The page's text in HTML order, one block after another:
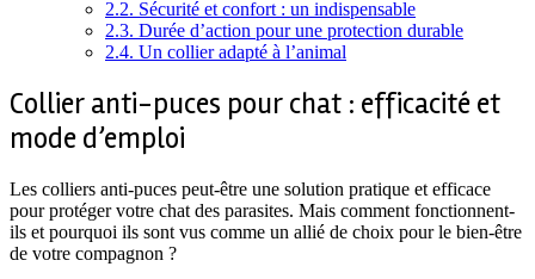
2.2. Sécurité et confort : un indispensable
2.3. Durée d’action pour une protection durable
2.4. Un collier adapté à l’animal
Collier anti-puces pour chat : efficacité et
mode d’emploi
Les colliers anti-puces peut-être une solution pratique et efficace
pour protéger votre chat des parasites. Mais comment fonctionnent-
ils et pourquoi ils sont vus comme un allié de choix pour le bien-être
de votre compagnon ?